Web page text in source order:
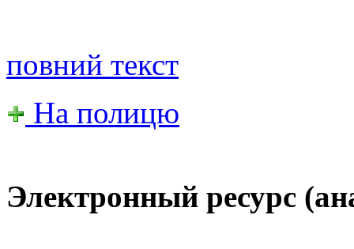
повний текст
На полицю
Электронный ресурс